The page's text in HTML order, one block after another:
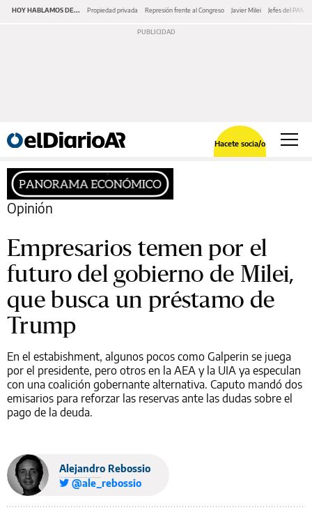
HOY HABLAMOS DE... Propiedad privada Represión frente al Congreso Javier Milei Jefes del PAMI
Hacete socia/o
Opinión
Empresarios temen por el
futuro del gobierno de Milei,
que busca un préstamo de
Trump
En el estabishment, algunos pocos como Galperin se juega
por el presidente, pero otros en la AEA y la UIA ya especulan
con una coalición gobernante alternativa. Caputo mandó dos
emisarios para reforzar las reservas ante las dudas sobre el
pago de la deuda.
Alejandro Rebossio
@ale_rebossio